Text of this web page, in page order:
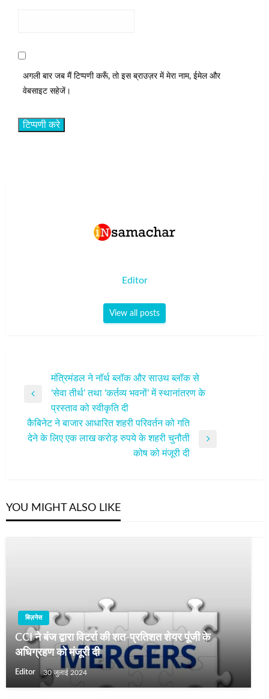
अगली बार जब मैं टिप्पणी करूँ, तो इस ब्राउज़र में मेरा नाम, ईमेल और
वेबसाइट सहेजें।
Editor
View all posts
नेविगेशन
Post
मंत्रिमंडल ने नॉर्थ ब्लॉक और साउथ ब्लॉक से
‘सेवा तीर्थ’ तथा ‘कर्तव्य भवनों’ में स्थानांतरण के
प्रस्ताव को स्वीकृति दी
Next
कैबिनेट ने बाजार आधारित शहरी परिवर्तन को गति
देने के लिए एक लाख करोड़ रुपये के शहरी चुनौती
कोष को मंजूरी दी
YOU MIGHT ALSO LIKE
बिज़नेस
CCI ने बंज द्वारा विटर्रा की शत-प्रतिशत शेयर पूंजी के
अधिग्रहण को मंजूरी दी
Editor 30 जुलाई 2024